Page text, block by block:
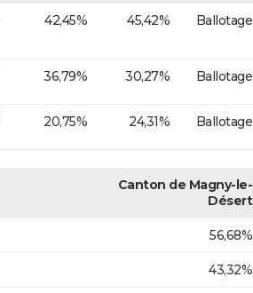
42,45% 45,42% Ballotage
36,79% 30,27% Ballotage
20,75% 24,31% Ballotage
Canton de Magny-le-
Désert
56,68%
43,32%